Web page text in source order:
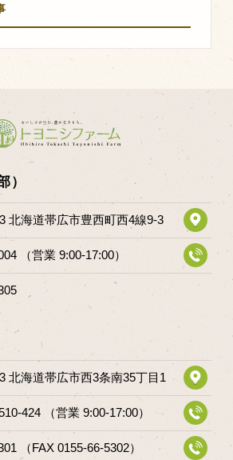
）
北海道帯広市豊西町西4線9-3
（営業 9:00-17:00）
北海道帯広市西3条南35丁目1
424 （営業 9:00-17:00）
（FAX 0155-66-5302）